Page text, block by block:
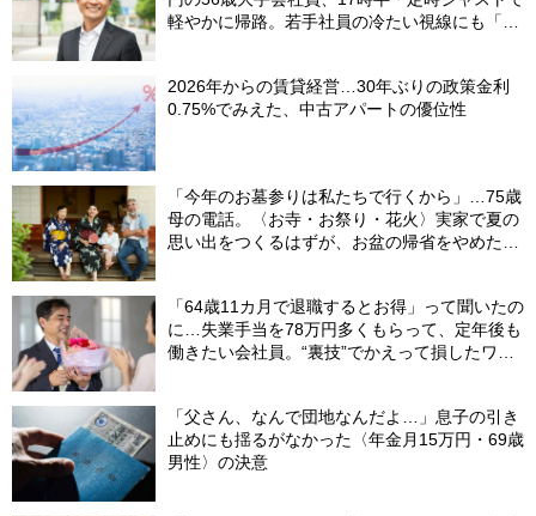
軽やかに帰路。若手社員の冷たい視線にも「だ
2026年からの賃貸経営…30年ぶりの政策金利
0.75%でみえた、中古アパートの優位性
「今年のお墓参りは私たちで行くから」…75歳
母の電話。〈お寺・お祭り・花火〉実家で夏の
思い出をつくるはずが、お盆の帰省をやめた理
「64歳11カ月で退職するとお得」って聞いたの
に…失業手当を78万円多くもらって、定年後も
働きたい会社員。“裏技”でかえって損したワケ
「父さん、なんで団地なんだよ…」息子の引き
止めにも揺るがなかった〈年金月15万円・69歳
男性〉の決意